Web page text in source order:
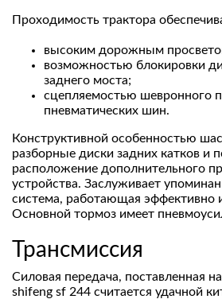
Проходимость трактора
высоким дорожным
возможностью блокировки
заднего моста;
сцепляемостью шевронного
пневматических шин.
Конструктивной особенностью
разборные диски задних катков и
расположение дополнительного
устройства. Заслуживает
система, работающая эффективно
Основной тормоз имеет
Трансмиссия
Силовая передача, поставленная
shifeng sf 244 считается удачной